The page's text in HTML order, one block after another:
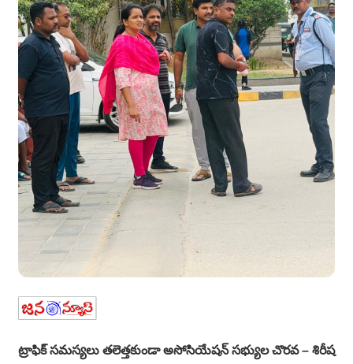
ట్రాఫిక్ సమస్యలు తలెత్తకుండా అసోసియేషన్ సభ్యుల చొరవ – శిరీష